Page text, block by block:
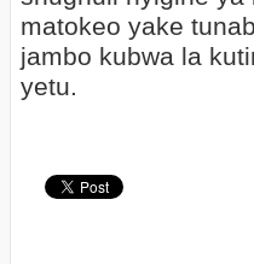
matokeo yake
jambo kubwa la
yetu.